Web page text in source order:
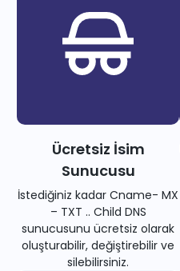
Ücretsiz İsim
Sunucusu
İstediğiniz kadar Cname- MX
– TXT .. Child DNS
sunucusunu ücretsiz olarak
oluşturabilir, değiştirebilir ve
silebilirsiniz.